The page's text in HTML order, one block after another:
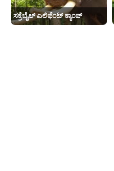
ಸಕ್ರೆಬೈಲ್ ಎಲಿಫೆಂಟ್ ಕ್ಯಾಂಪ್